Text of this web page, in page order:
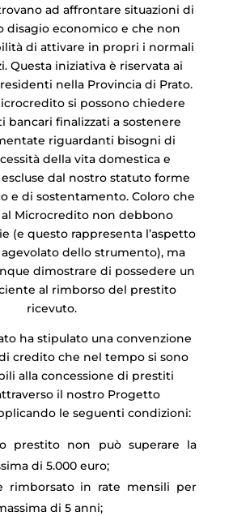
ad affrontare situazioni di
disagio economico e che non
di attivare in propri i normali
Questa iniziativa è riservata ai
nella Provincia di Prato.
si possono chiedere
bancari finalizzati a sostenere
riguardanti bisogni di
della vita domestica e
dal nostro statuto forme
e di sostentamento. Coloro che
Microcredito non debbono
(e questo rappresenta l’aspetto
dello strumento), ma
dimostrare di possedere un
al rimborso del prestito
ricevuto.
ha stipulato una convenzione
credito che nel tempo si sono
alla concessione di prestiti
il nostro Progetto
le seguenti condizioni:
prestito non può superare la
di 5.000 euro;
rimborsato in rate mensili per
di 5 anni;